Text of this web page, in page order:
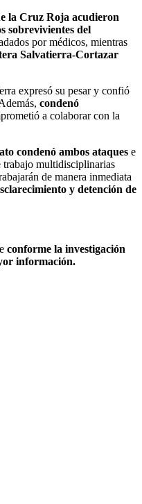
la Cruz Roja acudieron
sobrevivientes del
por médicos, mientras
Salvatierra-Cortazar
expresó su pesar y confió
condenó
a colaborar con la
condenó ambos ataques e
trabajo multidisciplinarias
de manera inmediata
y detención de
conforme la investigación
información.